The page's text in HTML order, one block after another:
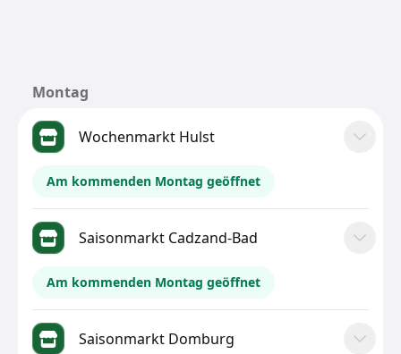
Montag
Wochenmarkt Hulst
Am kommenden Montag geöffnet
Saisonmarkt Cadzand-Bad
Am kommenden Montag geöffnet
Saisonmarkt Domburg